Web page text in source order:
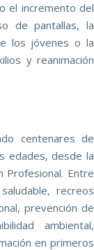
el incremento del
de pantallas, la
los jóvenes o la
y reanimación
centenares de
edades, desde la
Profesional. Entre
recreos
prevención de
ambiental,
en primeros